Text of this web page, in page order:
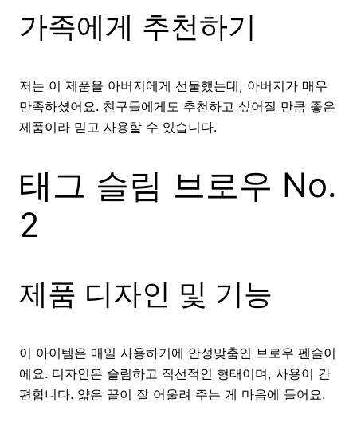
가족에게 추천하기
저는 이 제품을 아버지에게 선물했는데, 아버지가 매우
만족하셨어요. 친구들에게도 추천하고 싶어질 만큼 좋은
제품이라 믿고 사용할 수 있습니다.
태그 슬림 브로우 No.
2
제품 디자인 및 기능
이 아이템은 매일 사용하기에 안성맞춤인 브로우 펜슬이
에요. 디자인은 슬림하고 직선적인 형태이며, 사용이 간
편합니다. 얇은 끝이 잘 어울려 주는 게 마음에 들어요.